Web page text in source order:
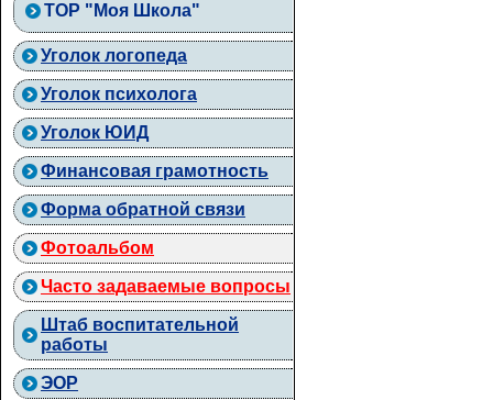
ТОР "Моя Школа"
Уголок логопеда
Уголок психолога
Уголок ЮИД
Финансовая грамотность
Форма обратной связи
Фотоальбом
Часто задаваемые вопросы
Штаб воспитательной
работы
ЭОР